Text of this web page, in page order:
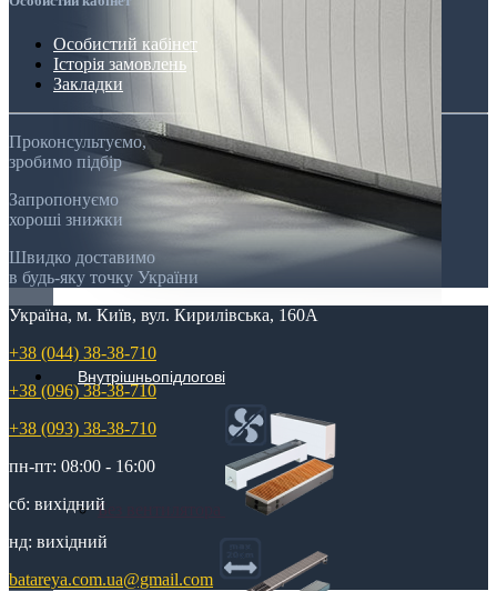
Внутрішньопідлогові
Без вентилятора
Особистий кабінет
Історія замовлень
Закладки
Проконсультуємо,
зробимо підбір
Запропонуємо
хороші знижки
Швидко доставимо
в будь-яку точку України
Україна, м. Київ, вул. Кирилівська, 160А
+38 (044) 38-38-710
+38 (096) 38-38-710
+38 (093) 38-38-710
пн-пт: 08:00 - 16:00
сб: вихідний
нд: вихідний
batareya.com.ua@gmail.com